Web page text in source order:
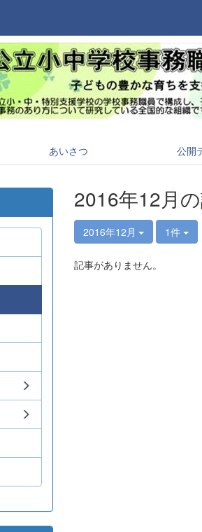
あいさつ 公開
2016年12月
2016年12月 1件
記事がありません。